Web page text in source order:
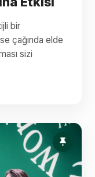
bir
çağında elde
sizi